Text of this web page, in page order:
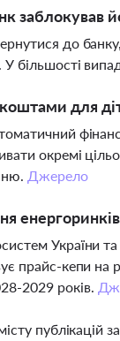
заблокував
до
більшості
для
окремі
Джерело
України
прайс-кепи
2029 років.